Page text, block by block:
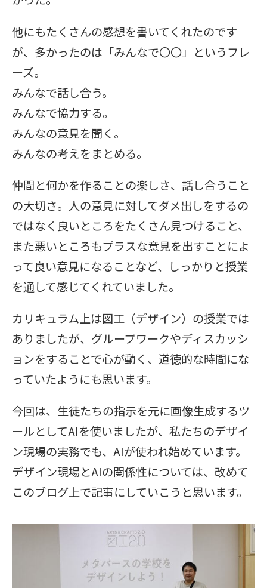
他にもたくさんの感想を書いてくれたのです
が、多かったのは「みんなで〇〇」というフレ
ーズ。
みんなで話し合う。
みんなで協力する。
みんなの意見を聞く。
みんなの考えをまとめる。
仲間と何かを作ることの楽しさ、話し合うこと
の大切さ。人の意見に対してダメ出しをするの
ではなく良いところをたくさん見つけること、
また悪いところもプラスな意見を出すことによ
って良い意見になることなど、しっかりと授業
を通して感じてくれていました。
カリキュラム上は図工（デザイン）の授業では
ありましたが、グループワークやディスカッシ
ョンをすることで心が動く、道徳的な時間にな
っていたようにも思います。
今回は、生徒たちの指示を元に画像生成するツ
ールとしてAIを使いましたが、私たちのデザイ
ン現場の実務でも、AIが使われ始めています。
デザイン現場とAIの関係性については、改めて
このブログ上で記事にしていこうと思います。